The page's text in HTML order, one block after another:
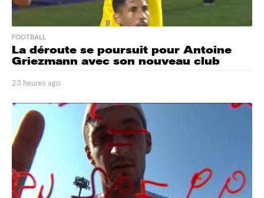
FOOTBALL
La déroute se poursuit pour Antoine
Griezmann avec son nouveau club
23 heures ago
h